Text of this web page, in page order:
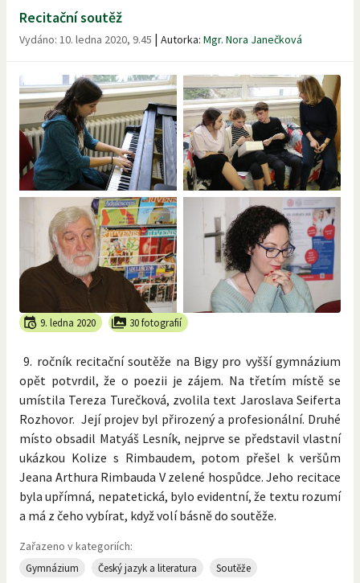
Recitační soutěž
Vydáno: 10. ledna 2020, 9.45 | Autorka: Mgr. Nora Janečková
9. ledna 2020 30 fotografií
9. ročník recitační soutěže na Bigy pro vyšší gymnázium
opět potvrdil, že o poezii je zájem. Na třetím místě se
umístila Tereza Turečková, zvolila text Jaroslava Seiferta
Rozhovor. Její projev byl přirozený a profesionální. Druhé
místo obsadil Matyáš Lesník, nejprve se představil vlastní
ukázkou Kolize s Rimbaudem, potom přešel k veršům
Jeana Arthura Rimbauda V zelené hospůdce. Jeho recitace
byla upřímná, nepatetická, bylo evidentní, že textu rozumí
a má z čeho vybírat, když volí básně do soutěže.
Zařazeno v kategoriích:
Gymnázium Český jazyk a literatura Soutěže